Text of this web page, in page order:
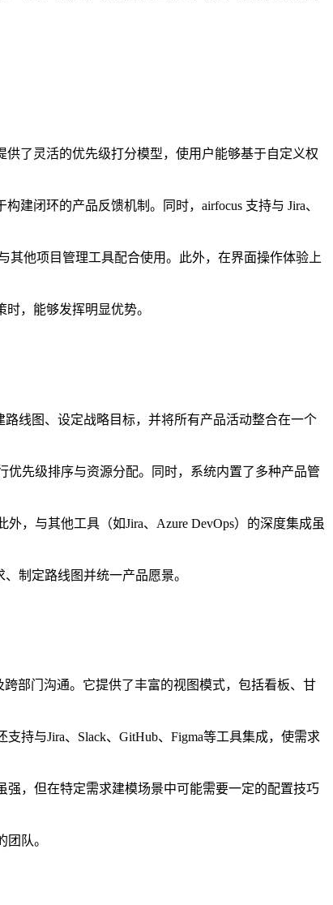
了灵活的优先级打分模型，使用户能够基于自定义权
建闭环的产品反馈机制。同时，airfocus 支持与 Jira、
其他项目管理工具配合使用。此外，在界面操作体验上
，能够发挥明显优势。
线图、设定战略目标，并将所有产品活动整合在一个
优先级排序与资源分配。同时，系统内置了多种产品管
，与其他工具（如Jira、Azure DevOps）的深度集成虽
制定路线图并统一产品愿景。
部门沟通。它提供了丰富的视图模式，包括看板、甘
持与Jira、Slack、GitHub、Figma等工具集成，使需求
强，但在特定需求建模场景中可能需要一定的配置技巧
队。